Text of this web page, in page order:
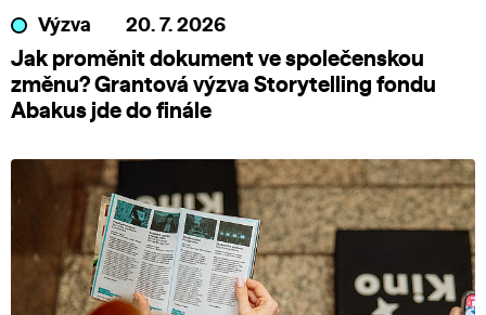
Výzva 20. 7. 2026
Jak proměnit dokument ve společenskou
změnu? Grantová výzva Storytelling fondu
Abakus jde do finále